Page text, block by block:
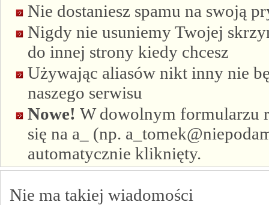
Nie dostaniesz spamu na swoją
Nigdy nie usuniemy Twojej
do innej strony kiedy chcesz
Używając aliasów nikt inny nie
naszego serwisu
Nowe! W dowolnym formularzu
się na a_ (np.
automatycznie kliknięty.
Nie ma takiej wiadomości